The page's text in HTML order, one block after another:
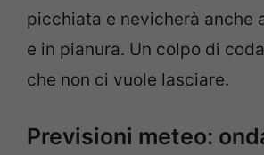
picchiata e nevicherà anche
e in pianura. Un colpo di
che non ci vuole lasciare.
Previsioni meteo: